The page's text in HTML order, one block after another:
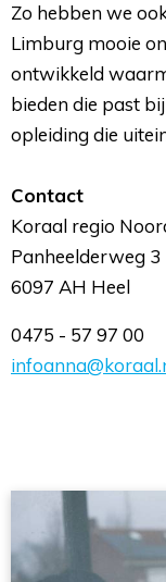
Zo hebben we
Limburg mooie
ontwikkeld
bieden die past
opleiding die
Contact
Koraal regio
Panheelderweg 3
6097 AH Heel
0475 - 57 97 00